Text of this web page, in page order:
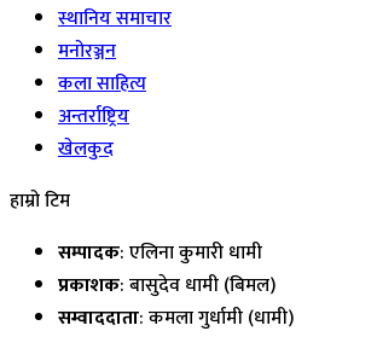
स्थानिय समाचार
मनोरञ्जन
कला साहित्य
अन्तर्राष्ट्रिय
खेलकुद
हाम्रो टिम
सम्पादक: एलिना कुमारी धामी
प्रकाशक: बासुदेव धामी (बिमल)
सम्वाददाता: कमला गुर्धामी (धामी)